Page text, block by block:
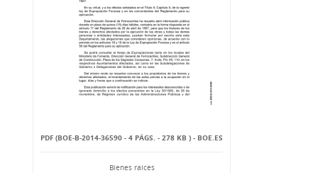
PDF (BOE-B-2014-36590 - 4 PÁGS. - 278 KB ) - BOE.ES
Bienes raíces